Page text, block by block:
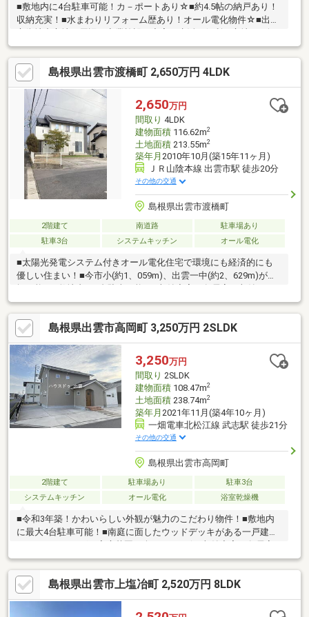
■敷地内に4台駐車可能！カ－ポートあり☆■約4.5帖の納戸あり！
収納充実！■水まわりリフォーム歴あり！オール電化物件☆■出雲
市街地中心地！周辺に商業施設も充実の生活に便利な立地！■今
市小・出雲一中選択可能エリア！子育て世帯にもおすすめの物件
です！
島根県出雲市渡橋町 2,650万円 4LDK
2,650万円
間取り 4LDK
建物面積116.62m2
土地面積213.55m2
築年月 2010年10月(築15年11ヶ月)
ＪＲ山陰本線 出雲市駅 徒歩20分
その他の交通
島根県出雲市渡橋町
2階建て 南道路
駐車場あり
駐車3台
システムキッチン オール電化
■太陽光発電システム付きオール電化住宅で環境にも経済的にも
優しい住まい！■今市小(約1、059m)、出雲一中(約2、629m)が選
り！ウォークインクローゼット・ウォークスルークローゼットは
収納力＆便利さアップ！■LDKは南向き。日当たり良好で明るい室
内。18帖以上でソファやダイニングテーブルを置いてもゆったり
の広さ！ペットコーナーもあります！■トイレ2か所！感染症対策
にもおすすめの間取り！■ゆめタウン出雲まで約1156ｍ、ヤマダ
デンキ テックランドNew出雲店まで約1069ｍでお買い物にも便利
な立地！
島根県出雲市高岡町 3,250万円 2SLDK
3,250万円
間取り 2SLDK
建物面積108.47m2
土地面積238.74m2
築年月 2021年11月(築4年10ヶ月)
一畑電車北松江線 武志駅 徒歩21分
その他の交通
島根県出雲市高岡町
2階建て 駐車場あり
駐車3台
システムキッチン
オール電化 浴室乾燥機
■令和3年築！かわいらしい外観が魅力のこだわり物件！■敷地内
に最大4台駐車可能！■南庭に面したウッドデッキがある一戸建
て！ガーデニングや家庭菜園も楽しめます☆■収納充実！各居室
に収納あり！ウォークインクローゼット・ウォークスルークロー
ゼットは収納力＆便利さアップ！■洗面脱衣室はランドリールー
ムの機能も！雨の日や花粉の気になる季節にも外を気にせず洗濯
できます！■小上がりのたたみコーナー付き22帖のLDKは南向き♪
日当たり良好で明るい室内。■トイレ2か所！感染症対策にもおす
島根県出雲市上塩冶町 2,520万円 8LDK